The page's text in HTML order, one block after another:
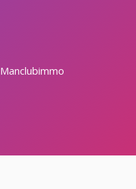
Manclubimmo